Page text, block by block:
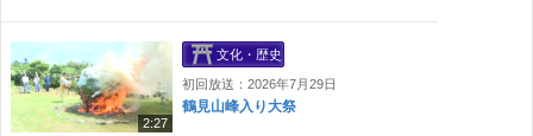
2:27
文化・歴史
初回放送：2026年7月29日
鶴見山峰入り大祭